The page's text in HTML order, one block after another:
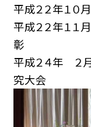
平成２２年１０
平成２２年１
彰
平成２４年 ２
究大会